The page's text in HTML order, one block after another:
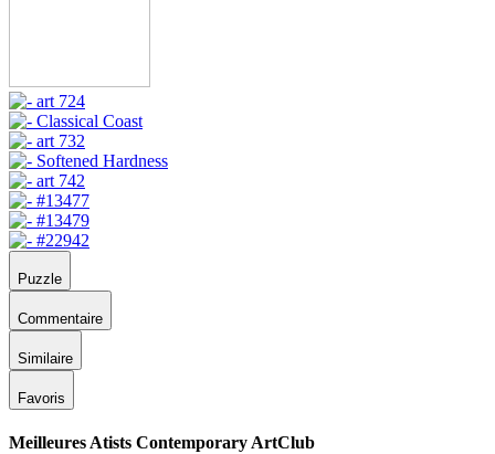
Puzzle
Commentaire
Similaire
Favoris
Meilleures Atists Contemporary ArtClub